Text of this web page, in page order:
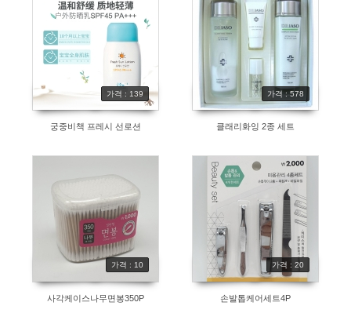
가격 : 139
궁중비책 프레시 선로션
가격 : 578
클래리화잉 2종 세트
가격 : 10
사각케이스나무면봉350P
가격 : 20
손발톱케어세트4P